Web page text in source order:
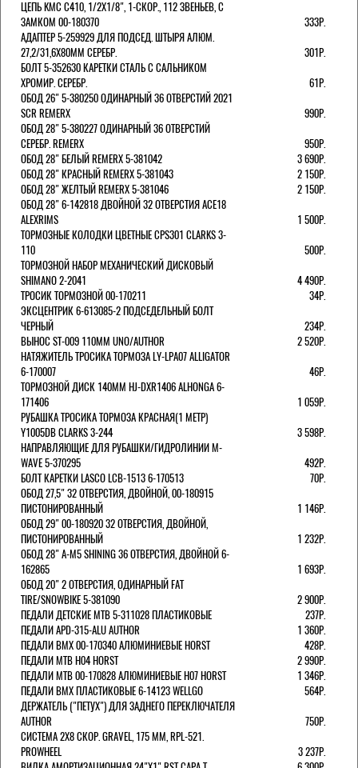
ЦЕПЬ KMC C410, 1/2Х1/8", 1-СКОР., 112 ЗВЕНЬЕВ, С
ЗАМКОМ 00-180370
333Р.
АДАПТЕР 5-259929 ДЛЯ ПОДСЕД. ШТЫРЯ АЛЮМ.
27,2/31,6Х80ММ СЕРЕБР.
301Р.
БОЛТ 5-352630 КАРЕТКИ СТАЛЬ С САЛЬНИКОМ
ХРОМИР. СЕРЕБР.
61Р.
ОБОД 26" 5-380250 ОДИНАРНЫЙ 36 ОТВЕРСТИЙ 2021
SCR REMERX
990Р.
ОБОД 28" 5-380227 ОДИНАРНЫЙ 36 ОТВЕРСТИЙ
СЕРЕБР. REMERX
950Р.
ОБОД 28" БЕЛЫЙ REMERX 5-381042
3 690Р.
ОБОД 28" КРАСНЫЙ REMERX 5-381043
2 150Р.
ОБОД 28" ЖЕЛТЫЙ REMERX 5-381046
2 150Р.
ОБОД 28" 6-142818 ДВОЙНОЙ 32 ОТВЕРСТИЯ ACE18
ALEXRIMS
1 500Р.
ТОРМОЗНЫЕ КОЛОДКИ ЦВЕТНЫЕ CPS301 CLARKS 3-
110
500Р.
ТОРМОЗНОЙ НАБОР МЕХАНИЧЕСКИЙ ДИСКОВЫЙ
SHIMANO 2-2041
4 490Р.
ТРОСИК ТОРМОЗНОЙ 00-170211
34Р.
ЭКСЦЕНТРИК 6-613085-2 ПОДСЕДЕЛЬНЫЙ БОЛТ
ЧЕРНЫЙ
234Р.
ВЫНОС ST-009 110ММ UNO/AUTHOR
2 520Р.
НАТЯЖИТЕЛЬ ТРОСИКА ТОРМОЗА LY-LPA07 ALLIGATOR
6-170007
46Р.
ТОРМОЗНОЙ ДИСК 140ММ HJ-DXR1406 ALHONGA 6-
171406
1 059Р.
РУБАШКА ТРОСИКА ТОРМОЗА КРАСНАЯ(1 МЕТР)
Y1005DB CLARKS 3-244
3 598Р.
НАПРАВЛЯЮЩИЕ ДЛЯ РУБАШКИ/ГИДРОЛИНИИ M-
WAVE 5-370295
492Р.
БОЛТ КАРЕТКИ LASCO LCB-1513 6-170513
70Р.
ОБОД 27,5" 32 ОТВЕРСТИЯ, ДВОЙНОЙ, 00-180915
ПИСТОНИРОВАННЫЙ
1 146Р.
ОБОД 29" 00-180920 32 ОТВЕРСТИЯ, ДВОЙНОЙ,
ПИСТОНИРОВАННЫЙ
1 232Р.
ОБОД 28" A-M5 SHINING 36 ОТВЕРСТИЯ, ДВОЙНОЙ 6-
162865
1 693Р.
ОБОД 20" 2 ОТВЕРСТИЯ, ОДИНАРНЫЙ FAT
TIRE/SNOWBIKE 5-381090
2 900Р.
ПЕДАЛИ ДЕТСКИЕ MTB 5-311028 ПЛАСТИКОВЫЕ
237Р.
ПЕДАЛИ APD-315-ALU AUTHOR
1 360Р.
ПЕДАЛИ BMX 00-170340 АЛЮМИНИЕВЫЕ HORST
428Р.
ПЕДАЛИ MTB H04 HORST
2 990Р.
ПЕДАЛИ MTB 00-170828 АЛЮМИНИЕВЫЕ H07 HORST
1 346Р.
ПЕДАЛИ BMX ПЛАСТИКОВЫЕ 6-14123 WELLGO
564Р.
ДЕРЖАТЕЛЬ ("ПЕТУХ") ДЛЯ ЗАДНЕГО ПЕРЕКЛЮЧАТЕЛЯ
AUTHOR
750Р.
СИСТЕМА 2Х8 СКОР. GRAVEL, 175 ММ, RPL-521.
PROWHEEL
3 237Р.